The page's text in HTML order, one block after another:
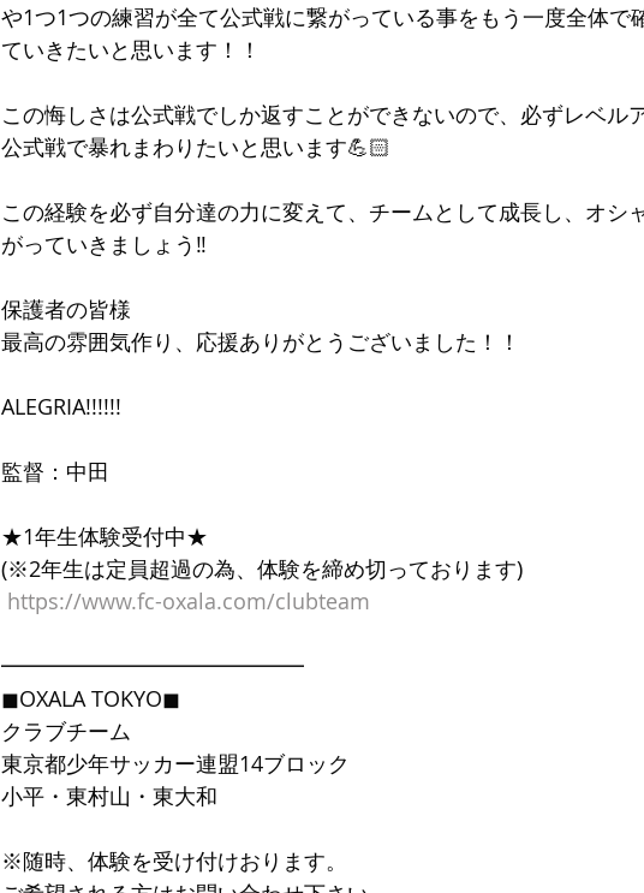
や1つ1つの練習が全て公式戦に繋がっている事をもう一度全体で
ていきたいと思います！！
この悔しさは公式戦でしか返すことができないので、必ずレベル
公式戦で暴れまわりたいと思います💪🏻
この経験を必ず自分達の力に変えて、チームとして成長し、オシ
がっていきましょう‼️
保護者の皆様
最高の雰囲気作り、応援ありがとうございました！！
ALEGRIA!!!!!!
監督：中田
★1年生体験受付中★
(※2年生は定員超過の為、体験を締め切っております)
https://www.fc-oxala.com/clubteam
━━━━━━━━━━━━━━
◼OXALA TOKYO◼
クラブチーム
東京都少年サッカー連盟14ブロック
小平・東村山・東大和
※随時、体験を受け付けおります。